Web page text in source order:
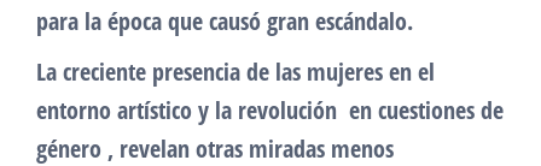
para la época que causó gran escándalo.
La creciente presencia de las mujeres en el
entorno artístico y la revolución en cuestiones de
género , revelan otras miradas menos